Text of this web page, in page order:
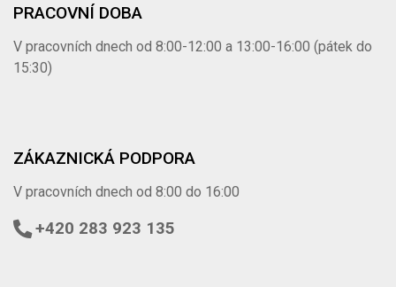
PRACOVNÍ DOBA
V pracovních dnech od 8:00-12:00 a 13:00-16:00 (pátek do
15:30)
ZÁKAZNICKÁ PODPORA
V pracovních dnech od 8:00 do 16:00
+420 283 923 135